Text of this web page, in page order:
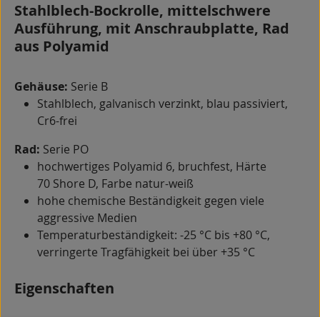
Stahlblech-Bockrolle, mittelschwere
Ausführung, mit Anschraubplatte, Rad
aus Polyamid
Gehäuse: Serie B
Stahlblech, galvanisch verzinkt, blau passiviert,
Cr6-frei
Rad: Serie PO
hochwertiges Polyamid 6, bruchfest, Härte
70 Shore D, Farbe natur-weiß
hohe chemische Beständigkeit gegen viele
aggressive Medien
Temperaturbeständigkeit: -25 °C bis +80 °C,
verringerte Tragfähigkeit bei über +35 °C
Eigenschaften